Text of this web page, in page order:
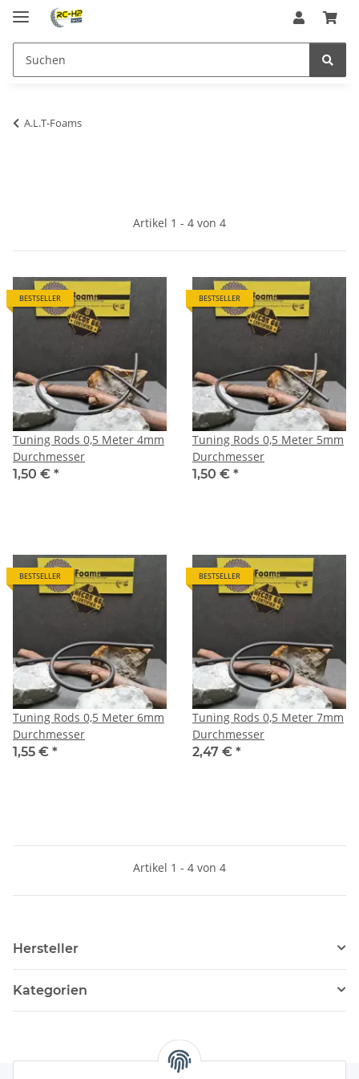
A.L.T-Foams
Artikel 1 - 4 von 4
BESTSELLER
Tuning Rods 0,5 Meter 4mm
Durchmesser
1,50 € *
BESTSELLER
Tuning Rods 0,5 Meter 5mm
Durchmesser
1,50 € *
BESTSELLER
Tuning Rods 0,5 Meter 6mm
Durchmesser
1,55 € *
BESTSELLER
Tuning Rods 0,5 Meter 7mm
Durchmesser
2,47 € *
Artikel 1 - 4 von 4
Hersteller
Kategorien